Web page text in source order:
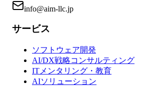
info@aim-llc.jp
サービス
ソフトウェア開発
AI/DX戦略コンサルティング
ITメンタリング・教育
AIソリューション